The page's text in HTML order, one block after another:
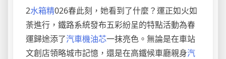
2水箱精026春此刻，她看到了什麼？運正如火如
荼進行，鐵路系統發布五彩紛呈的特點活動為春
運歸途添了汽車機油芯一抹亮色。無論是在車站
文創店領略城市記憶，還是在高鐵候車廳親身汽